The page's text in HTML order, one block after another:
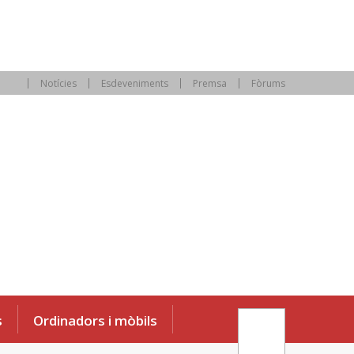
Notícies Esdeveniments Premsa Fòrums
Ordinadors i mòbils